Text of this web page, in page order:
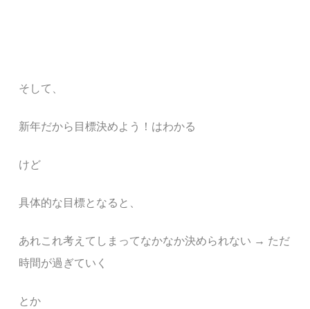
そして、
新年だから目標決めよう！はわかる
けど
具体的な目標となると、
あれこれ考えてしまってなかなか決められない → ただ
時間が過ぎていく
とか